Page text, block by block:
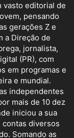
vasto editorial de
pensando
gerações Z e
a Direção de
jornalista,
(PR), com
em programas e
e mundial.
independentes
mais de 10 dez
iniciou a sua
diversos
Somando as